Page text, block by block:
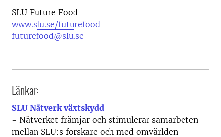
SLU Future Food
www.slu.se/futurefood
futurefood@slu.se
Länkar:
SLU Nätverk växtskydd
- Nätverket främjar och stimulerar samarbeten
mellan SLU:s forskare och med omvärlden